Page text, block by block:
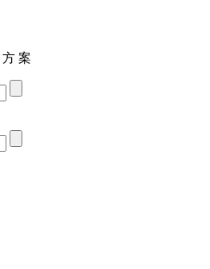
方 案